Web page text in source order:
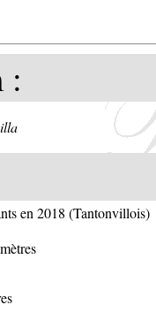
:
en 2018 (Tantonvillois)